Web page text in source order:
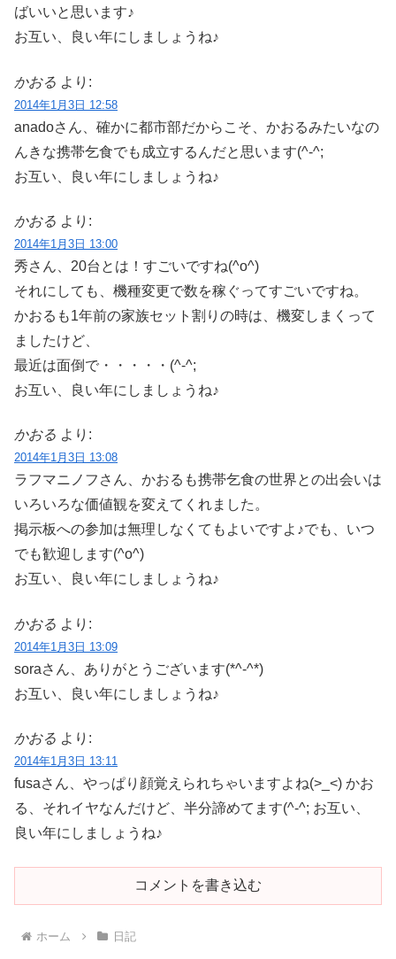
ばいいと思います♪
お互い、良い年にしましょうね♪
かおる より:
2014年1月3日 12:58
anadoさん、確かに都市部だからこそ、かおるみたいなの
んきな携帯乞食でも成立するんだと思います(^-^;
お互い、良い年にしましょうね♪
かおる より:
2014年1月3日 13:00
秀さん、20台とは！すごいですね(^o^)
それにしても、機種変更で数を稼ぐってすごいですね。
かおるも1年前の家族セット割りの時は、機変しまくって
ましたけど、
最近は面倒で・・・・・(^-^;
お互い、良い年にしましょうね♪
かおる より:
2014年1月3日 13:08
ラフマニノフさん、かおるも携帯乞食の世界との出会いは
いろいろな価値観を変えてくれました。
掲示板への参加は無理しなくてもよいですよ♪でも、いつ
でも歓迎します(^o^)
お互い、良い年にしましょうね♪
かおる より:
2014年1月3日 13:09
soraさん、ありがとうございます(*^-^*)
お互い、良い年にしましょうね♪
かおる より:
2014年1月3日 13:11
fusaさん、やっぱり顔覚えられちゃいますよね(>_<) かお
る、それイヤなんだけど、半分諦めてます(^-^; お互い、
良い年にしましょうね♪
コメントを書き込む
ホーム 日記